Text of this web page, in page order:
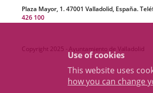
Use of cookies
This website uses
how you can change
Plaza Mayor, 1. 47001 Valladolid, España.
426 100
Copyright 2025 - Ayuntamiento de Valladolid